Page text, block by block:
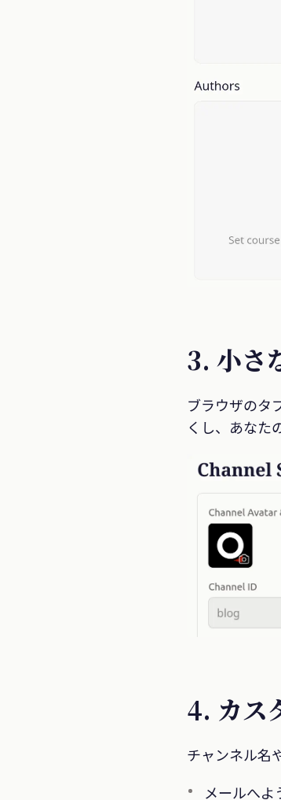
3. 小さ
ブラウザのタ
くし、あなた
4. カス
チャンネル名
メールへよ